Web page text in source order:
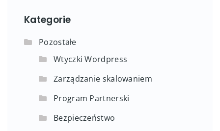
Kategorie
Pozostałe
Wtyczki Wordpress
Zarządzanie skalowaniem
Program Partnerski
Bezpieczeństwo